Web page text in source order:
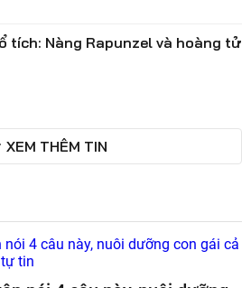
tích: Nàng Rapunzel và hoàng tử
XEM THÊM TIN